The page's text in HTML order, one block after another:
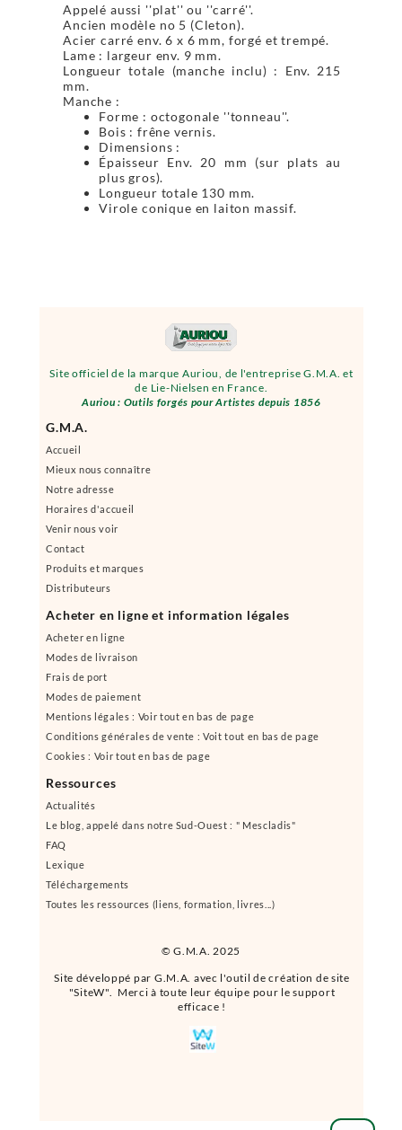
© G.M.A. 2025
Site officiel de la marque Auriou, de l'entreprise G.M.A. et
de Lie-Nielsen en France.
Auriou : Outils forgés pour Artistes depuis 1856
Site développé par G.M.A. avec l'outil de création de site
"SiteW". Merci à toute leur équipe pour le support
efficace !
G.M.A.
Accueil
Mieux nous connaître
Notre adresse
Horaires d'accueil
Venir nous voir
Contact
Produits et marques
Distributeurs
Acheter en ligne et information légales
Acheter en ligne
Modes de livraison
Frais de port
Modes de paiement
Mentions légales : Voir tout en bas de page
Conditions générales de vente : Voit tout en bas de page
Cookies : Voir tout en bas de page
Ressources
Actualités
Le blog, appelé dans notre Sud-Ouest : " Mescladis"
FAQ
Lexique
Téléchargements
Toutes les ressources (liens, formation, livres...)
Appelé aussi ''plat'' ou ''carré''.
Ancien modèle no 5 (Cleton).
Acier carré env. 6 x 6 mm, forgé et trempé.
Lame : largeur env. 9 mm.
Longueur totale (manche inclu) : Env. 215
mm.
Manche :
Forme : octogonale ''tonneau''.
Bois : frêne vernis.
Dimensions :
Épaisseur Env. 20 mm (sur plats au
plus gros).
Longueur totale 130 mm.
Virole conique en laiton massif.